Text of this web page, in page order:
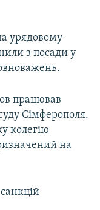
урядовому
з посади у
працював
Сімферополя.
колегію
на